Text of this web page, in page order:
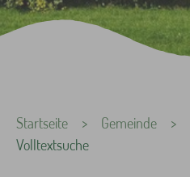
Startseite Gemeinde
Volltextsuche